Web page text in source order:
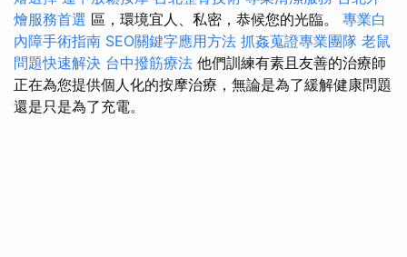
燴服務首選 區，環境宜人、私密，恭候您的光臨。 專業白
內障手術指南 SEO關鍵字應用方法 抓姦蒐證專業團隊 老鼠
問題快速解決 台中撥筋療法 他們訓練有素且友善的治療師
正在為您提供個人化的按摩治療，無論是為了緩解健康問題
還是只是為了充電。